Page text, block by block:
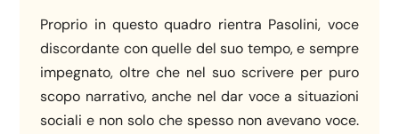
Proprio in questo quadro rientra Pasolini, voce
discordante con quelle del suo tempo, e sempre
impegnato, oltre che nel suo scrivere per puro
scopo narrativo, anche nel dar voce a situazioni
sociali e non solo che spesso non avevano voce.